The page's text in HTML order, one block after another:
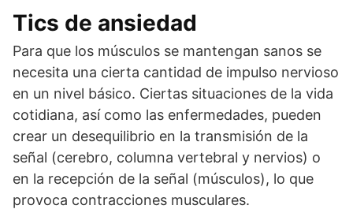
Tics de ansiedad
Para que los músculos se mantengan sanos se
necesita una cierta cantidad de impulso nervioso
en un nivel básico. Ciertas situaciones de la vida
cotidiana, así como las enfermedades, pueden
crear un desequilibrio en la transmisión de la
señal (cerebro, columna vertebral y nervios) o
en la recepción de la señal (músculos), lo que
provoca contracciones musculares.